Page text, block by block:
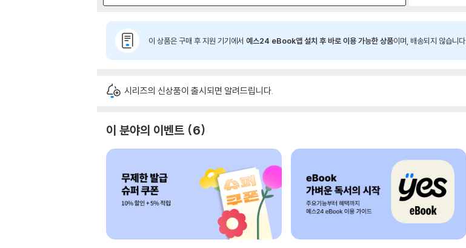
이 상품은 구매 후 지원 기기에서 예스24 eBook앱 설치 후 바로 이용 가능한 상품이며, 배송되지 않습니다.
시리즈의 신상품이 출시되면 알려드립니다.
이 분야의 이벤트 6